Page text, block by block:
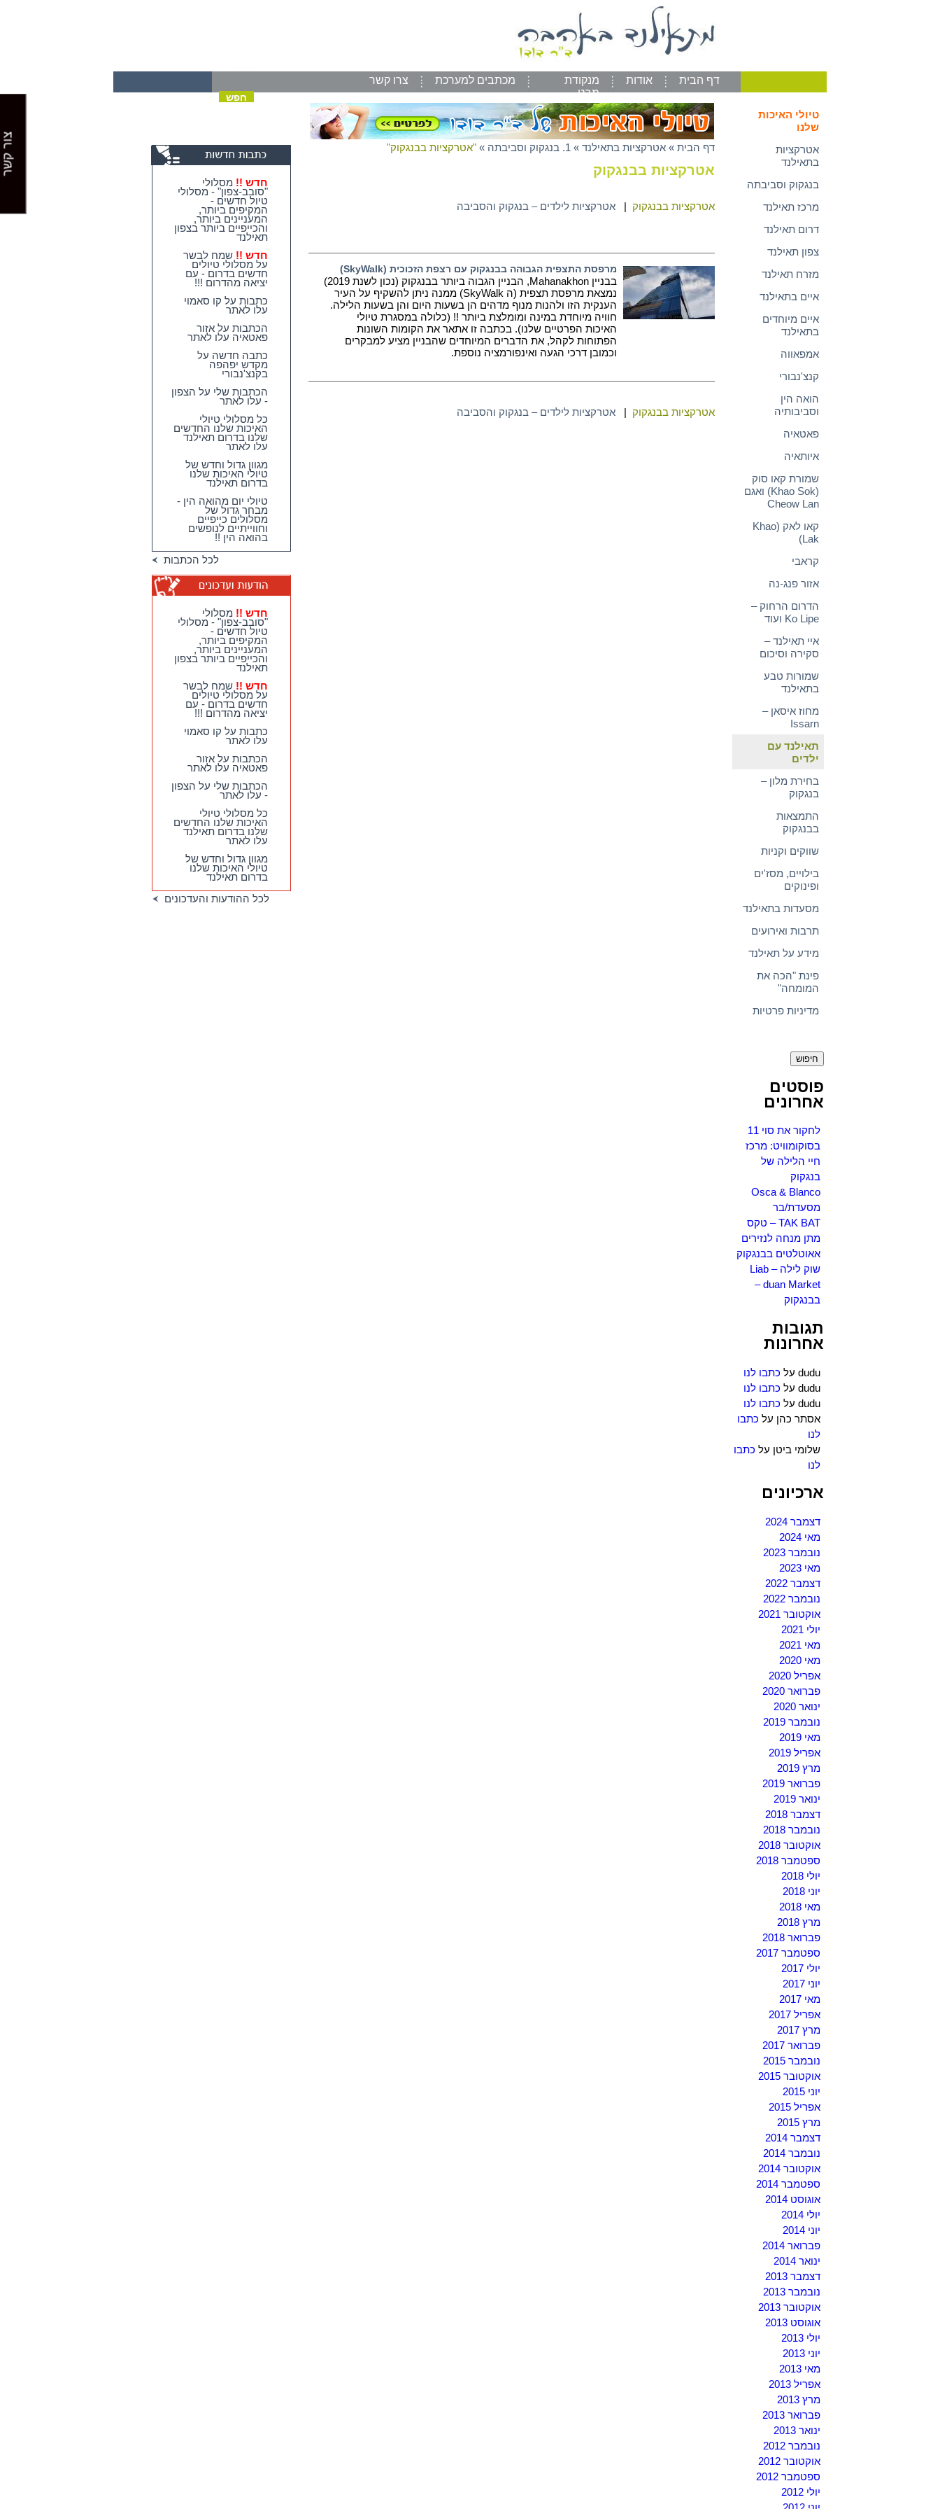
דף הבית אודות
מנקודת
מבט
מכתבים למערכת צרו קשר
טיולי האיכות
שלנו
אטרקציות
בתאילנד
בנגקוק וסביבתה
מרכז תאילנד
דרום תאילנד
צפון תאילנד
מזרח תאילנד
איים בתאילנד
איים מיוחדים
בתאילנד
אמפאווה
קנצ'נבורי
הואה הין
וסביבותיה
פאטאיה
איותאיה
שמורת קאו סוק
(Khao Sok) ואגם
Cheow Lan
קאו לאק (Khao
Lak)
קראבי
אזור פנג-נה
הדרום הרחוק –
Ko Lipe ועוד
איי תאילנד –
סקירה וסיכום
שמורות טבע
בתאילנד
מחוז איסאן –
Issarn
תאילנד עם
ילדים
בחירת מלון –
בנגקוק
התמצאות
בבנגקוק
שווקים וקניות
בילויים, מסז'ים
ופינוקים
מסעדות בתאילנד
תרבות ואירועים
מידע על תאילנד
פינת "הכה את
המומחה"
מדיניות פרטיות
פוסטים
אחרונים
לחקור את סוי 11
בסוקומוויט: מרכז
חיי הלילה של
בנגקוק
Osca & Blanco
מסעדת/בר
TAK BAT – טקס
מתן מנחה לנזירים
אאוטלטים בבנגקוק
שוק לילה – Liab
duan Market –
בבנגקוק
תגובות
אחרונות
dudu על כתבו לנו
dudu על כתבו לנו
dudu על כתבו לנו
אסתר כהן על כתבו
לנו
שלומי ביטן על כתבו
לנו
ארכיונים
דצמבר 2024
מאי 2024
נובמבר 2023
מאי 2023
דצמבר 2022
נובמבר 2022
אוקטובר 2021
יולי 2021
מאי 2021
מאי 2020
אפריל 2020
פברואר 2020
ינואר 2020
נובמבר 2019
מאי 2019
אפריל 2019
מרץ 2019
פברואר 2019
ינואר 2019
דצמבר 2018
נובמבר 2018
אוקטובר 2018
ספטמבר 2018
יולי 2018
יוני 2018
מאי 2018
מרץ 2018
פברואר 2018
ספטמבר 2017
יולי 2017
יוני 2017
מאי 2017
אפריל 2017
מרץ 2017
פברואר 2017
נובמבר 2015
אוקטובר 2015
יוני 2015
אפריל 2015
מרץ 2015
דצמבר 2014
נובמבר 2014
אוקטובר 2014
ספטמבר 2014
אוגוסט 2014
יולי 2014
יוני 2014
פברואר 2014
ינואר 2014
דצמבר 2013
נובמבר 2013
אוקטובר 2013
אוגוסט 2013
יולי 2013
יוני 2013
מאי 2013
אפריל 2013
מרץ 2013
פברואר 2013
ינואר 2013
נובמבר 2012
אוקטובר 2012
ספטמבר 2012
יולי 2012
דף הבית » אטרקציות בתאילנד » 1. בנגקוק וסביבתה » "אטרקציות בבנגקוק"
אטרקציות בבנגקוק
אטרקציות בבנגקוק | אטרקציות לילדים – בנגקוק והסביבה
מרפסת התצפית הגבוהה בבנגקוק עם רצפת הזכוכית (SkyWalk)
בבניין Mahanakhon, הבניין הגבוה ביותר בבנגקוק (נכון לשנת 2019)
נמצאת מרפסת תצפית (ה SkyWalk) ממנה ניתן להשקיף על העיר
הענקית הזו ולהנות מנוף מדהים הן בשעות היום והן בשעות הלילה.
חוויה מיוחדת במינה ומומלצת ביותר !! (כלולה במסגרת טיולי
האיכות הפרטיים שלנו). בכתבה זו אתאר את הקומות השונות
הפתוחות לקהל, את הדברים המיוחדים שהבניין מציע למבקרים
וכמובן דרכי הגעה ואינפורמציה נוספת.
אטרקציות בבנגקוק | אטרקציות לילדים – בנגקוק והסביבה
חדש !! מסלולי
"סובב-צפון" - מסלולי
טיול חדשים -
המקיפים ביותר,
המעניינים ביותר,
והכייפיים ביותר בצפון
תאילנד
חדש !! שמח לבשר
על מסלולי טיולים
חדשים בדרום - עם
יציאה מהדרום !!!
כתבות על קו סאמוי
עלו לאתר
הכתבות על אזור
פאטאיה עלו לאתר
כתבה חדשה על
מקדש יפהפה
בקנצ'נבורי
הכתבות שלי על הצפון
- עלו לאתר
כל מסלולי טיולי
האיכות שלנו החדשים
שלנו בדרום תאילנד
עלו לאתר
מגוון גדול וחדש של
טיולי האיכות שלנו
בדרום תאילנד
טיולי יום מהואה הין -
מבחר גדול של
מסלולים כייפיים
וחווייתיים לנופשים
בהואה הין !!
לכל הכתבות
חדש !! מסלולי
"סובב-צפון" - מסלולי
טיול חדשים -
המקיפים ביותר,
המעניינים ביותר,
והכייפיים ביותר בצפון
תאילנד
חדש !! שמח לבשר
על מסלולי טיולים
חדשים בדרום - עם
יציאה מהדרום !!!
כתבות על קו סאמוי
עלו לאתר
הכתבות על אזור
פאטאיה עלו לאתר
הכתבות שלי על הצפון
- עלו לאתר
כל מסלולי טיולי
האיכות שלנו החדשים
שלנו בדרום תאילנד
עלו לאתר
מגוון גדול וחדש של
טיולי האיכות שלנו
בדרום תאילנד
לכל ההודעות והעדכונים
צור קשר